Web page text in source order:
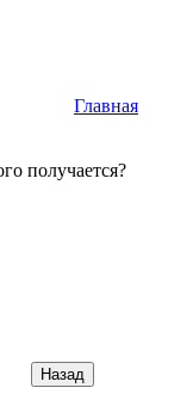
Главная
получается?
Назад